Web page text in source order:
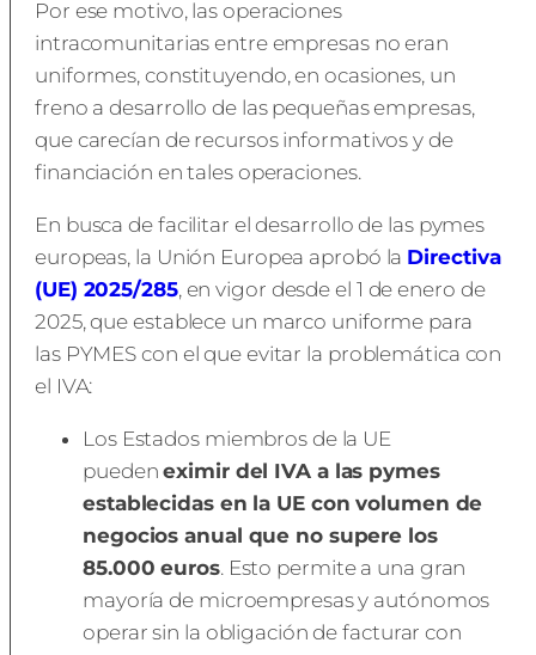
Por ese motivo, las operaciones
intracomunitarias entre empresas no eran
uniformes, constituyendo, en ocasiones, un
freno a desarrollo de las pequeñas empresas,
que carecían de recursos informativos y de
financiación en tales operaciones.
En busca de facilitar el desarrollo de las pymes
europeas, la Unión Europea aprobó la Directiva
(UE) 2025/285, en vigor desde el 1 de enero de
2025, que establece un marco uniforme para
las PYMES con el que evitar la problemática con
el IVA:
Los Estados miembros de la UE
puedeneximir del IVA a las pymes
establecidas en la UE con volumen de
negocios anual que no supere los
85.000 euros. Esto permite a una gran
mayoría de microempresas y autónomos
operar sin la obligación de facturar con